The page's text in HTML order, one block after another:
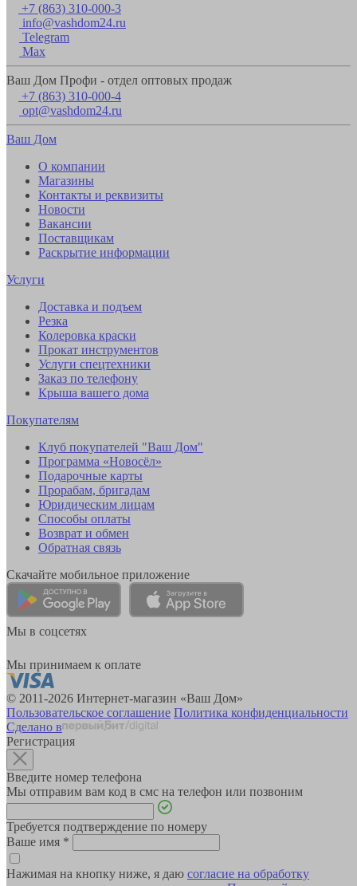
+7 (863) 310-000-3
info@vashdom24.ru
Telegram
Max
Ваш Дом Профи - отдел оптовых продаж
+7 (863) 310-000-4
opt@vashdom24.ru
Ваш Дом
О компании
Магазины
Контакты и реквизиты
Новости
Вакансии
Поставщикам
Раскрытие информации
Услуги
Доставка и подъем
Резка
Колеровка краски
Прокат инструментов
Услуги спецтехники
Заказ по телефону
Крыша вашего дома
Покупателям
Клуб покупателей "Ваш Дом"
Программа «Новосёл»
Подарочные карты
Прорабам, бригадам
Юридическим лицам
Способы оплаты
Возврат и обмен
Обратная связь
Скачайте мобильное приложение
Мы в соцсетях
Мы принимаем к оплате
© 2011-2026 Интернет-магазин «Ваш Дом»
Пользовательское соглашение Политика конфиденциальности
Сделано в
Регистрация
Введите номер телефона
Мы отправим вам код в смс на телефон или позвоним
Требуется подтверждение по номеру
Ваше имя *
Нажимая на кнопку ниже, я даю согласие на обработку